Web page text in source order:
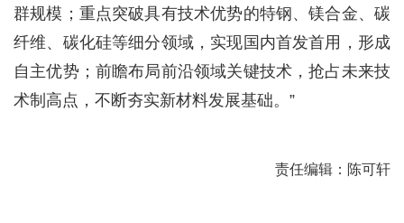
群规模；重点突破具有技术优势的特钢、镁合金、碳
纤维、碳化硅等细分领域，实现国内首发首用，形成
自主优势；前瞻布局前沿领域关键技术，抢占未来技
术制高点，不断夯实新材料发展基础。”
责任编辑：陈可轩